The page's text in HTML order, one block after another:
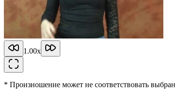
1.00x
* Произношение может не соответствовать